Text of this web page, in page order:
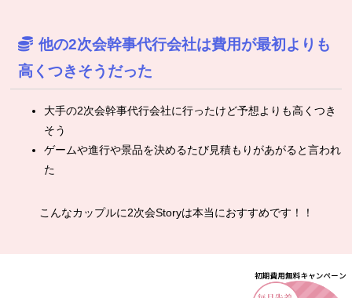
他の2次会幹事代行会社は費用が最初よりも
高くつきそうだった
大手の2次会幹事代行会社に行ったけど予想よりも高くつき
そう
ゲームや進行や景品を決めるたび見積もりがあがると言われ
た
こんなカップルに2次会Storyは本当におすすめです！！